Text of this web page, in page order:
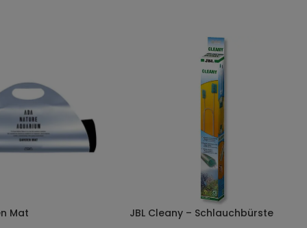
Mat JBL Cleany – Schlauchbürste